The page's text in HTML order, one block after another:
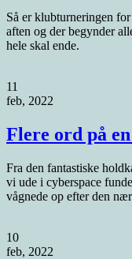
Så er klubturneringen
aften og der begynder
hele skal ende.
11
feb, 2022
Flere ord på
Fra den fantastiske
vi ude i cyberspace
vågnede op efter den
10
feb, 2022